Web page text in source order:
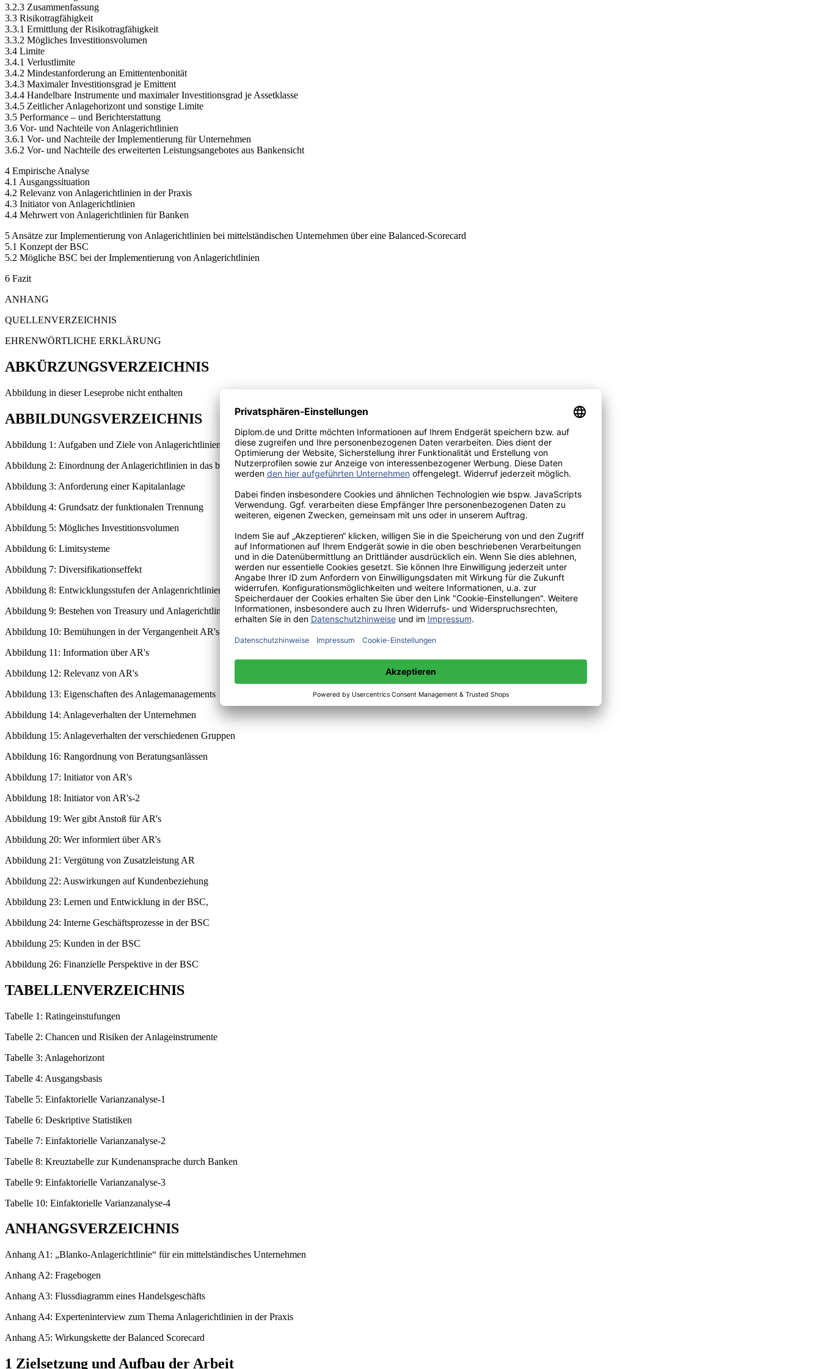
3.2.3 Zusammenfassung
3.3 Risikotragfähigkeit
3.3.1 Ermittlung der Risikotragfähigkeit
3.3.2 Mögliches Investitionsvolumen
3.4 Limite
3.4.1 Verlustlimite
3.4.2 Mindestanforderung an Emittentenbonität
3.4.3 Maximaler Investitionsgrad je Emittent
3.4.4 Handelbare Instrumente und maximaler Investitionsgrad je Assetklasse
3.4.5 Zeitlicher Anlagehorizont und sonstige Limite
3.5 Performance – und Berichterstattung
3.6 Vor- und Nachteile von Anlagerichtlinien
3.6.1 Vor- und Nachteile der Implementierung für Unternehmen
3.6.2 Vor- und Nachteile des erweiterten Leistungsangebotes aus Bankensicht
4 Empirische Analyse
4.1 Ausgangssituation
4.2 Relevanz von Anlagerichtlinien in der Praxis
4.3 Initiator von Anlagerichtlinien
4.4 Mehrwert von Anlagerichtlinien für Banken
5 Ansätze zur Implementierung von Anlagerichtlinien bei mittelständischen Unternehmen über eine Balanced-Scorecard
5.1 Konzept der BSC
5.2 Mögliche BSC bei der Implementierung von Anlagerichtlinien
6 Fazit
ANHANG
QUELLENVERZEICHNIS
EHRENWÖRTLICHE ERKLÄRUNG
ABKÜRZUNGSVERZEICHNIS
Abbildung in dieser Leseprobe nicht enthalten
ABBILDUNGSVERZEICHNIS
Abbildung 1: Aufgaben und Ziele von Anlagerichtlinien
Abbildung 2: Einordnung der Anlagerichtlinien in das betriebliche Finanzrisikomanagement
Abbildung 3: Anforderung einer Kapitalanlage
Abbildung 4: Grundsatz der funktionalen Trennung
Abbildung 5: Mögliches Investitionsvolumen
Abbildung 6: Limitsysteme
Abbildung 7: Diversifikationseffekt
Abbildung 8: Entwicklungsstufen der Anlagenrichtlinien
Abbildung 9: Bestehen von Treasury und Anlagerichtlinien
Abbildung 10: Bemühungen in der Vergangenheit AR's einzuführen
Abbildung 11: Information über AR's
Abbildung 12: Relevanz von AR's
Abbildung 13: Eigenschaften des Anlagemanagements
Abbildung 14: Anlageverhalten der Unternehmen
Abbildung 15: Anlageverhalten der verschiedenen Gruppen
Abbildung 16: Rangordnung von Beratungsanlässen
Abbildung 17: Initiator von AR's
Abbildung 18: Initiator von AR's-2
Abbildung 19: Wer gibt Anstoß für AR's
Abbildung 20: Wer informiert über AR's
Abbildung 21: Vergütung von Zusatzleistung AR
Abbildung 22: Auswirkungen auf Kundenbeziehung
Abbildung 23: Lernen und Entwicklung in der BSC,
Abbildung 24: Interne Geschäftsprozesse in der BSC
Abbildung 25: Kunden in der BSC
Abbildung 26: Finanzielle Perspektive in der BSC
TABELLENVERZEICHNIS
Tabelle 1: Ratingeinstufungen
Tabelle 2: Chancen und Risiken der Anlageinstrumente
Tabelle 3: Anlagehorizont
Tabelle 4: Ausgangsbasis
Tabelle 5: Einfaktorielle Varianzanalyse-1
Tabelle 6: Deskriptive Statistiken
Tabelle 7: Einfaktorielle Varianzanalyse-2
Tabelle 8: Kreuztabelle zur Kundenansprache durch Banken
Tabelle 9: Einfaktorielle Varianzanalyse-3
Tabelle 10: Einfaktorielle Varianzanalyse-4
ANHANGSVERZEICHNIS
Anhang A1: „Blanko-Anlagerichtlinie“ für ein mittelständisches Unternehmen
Anhang A2: Fragebogen
Anhang A3: Flussdiagramm eines Handelsgeschäfts
Anhang A4: Experteninterview zum Thema Anlagerichtlinien in der Praxis
Anhang A5: Wirkungskette der Balanced Scorecard
1 Zielsetzung und Aufbau der Arbeit